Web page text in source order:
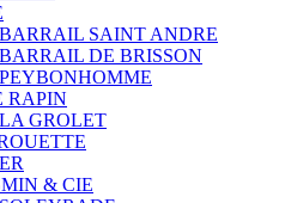
SAINT ANDRE
DE BRISSON
RAPIN
GROLET
& CIE